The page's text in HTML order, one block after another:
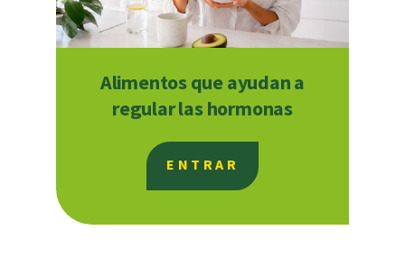
Alimentos que ayudan a
regular las hormonas
ENTRAR